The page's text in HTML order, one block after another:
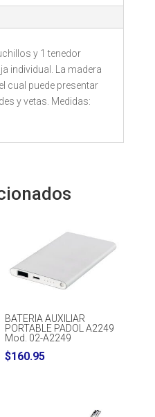
y 1 tenedor
individual. La madera
cual puede presentar
y vetas. Medidas:
BATERIA AUXILIAR
PORTABLE PADOL A2249
Mod. 02-A2249
$160.95